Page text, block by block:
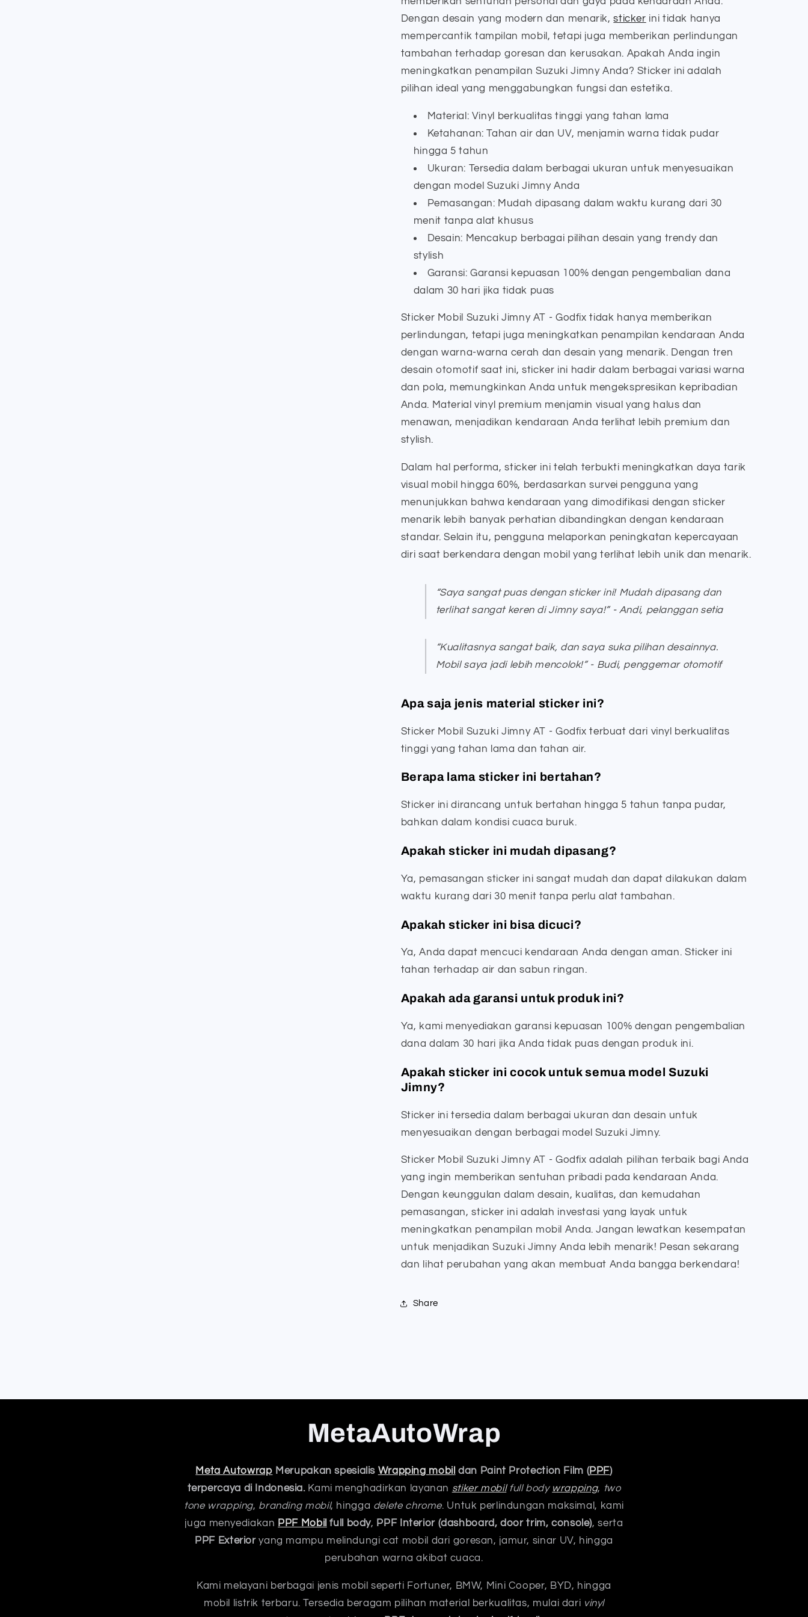
Dengan desain yang modern dan menarik,sticker ini tidak hanya
mempercantik tampilan mobil, tetapi juga memberikan perlindungan
tambahan terhadap goresan dan kerusakan. Apakah Anda ingin
meningkatkan penampilan Suzuki Jimny Anda? Sticker ini adalah
pilihan ideal yang menggabungkan fungsi dan estetika.
Material: Vinyl berkualitas tinggi yang tahan lama
Ketahanan: Tahan air dan UV, menjamin warna tidak pudar
hingga 5 tahun
Ukuran: Tersedia dalam berbagai ukuran untuk menyesuaikan
dengan model Suzuki Jimny Anda
Pemasangan: Mudah dipasang dalam waktu kurang dari 30
menit tanpa alat khusus
Desain: Mencakup berbagai pilihan desain yang trendy dan
stylish
Garansi: Garansi kepuasan 100% dengan pengembalian dana
dalam 30 hari jika tidak puas
Sticker Mobil Suzuki Jimny AT - Godfix tidak hanya memberikan
perlindungan, tetapi juga meningkatkan penampilan kendaraan Anda
dengan warna-warna cerah dan desain yang menarik. Dengan tren
desain otomotif saat ini, sticker ini hadir dalam berbagai variasi warna
dan pola, memungkinkan Anda untuk mengekspresikan kepribadian
Anda. Material vinyl premium menjamin visual yang halus dan
menawan, menjadikan kendaraan Anda terlihat lebih premium dan
stylish.
Dalam hal performa, sticker ini telah terbukti meningkatkan daya tarik
visual mobil hingga 60%, berdasarkan survei pengguna yang
menunjukkan bahwa kendaraan yang dimodifikasi dengan sticker
menarik lebih banyak perhatian dibandingkan dengan kendaraan
standar. Selain itu, pengguna melaporkan peningkatan kepercayaan
diri saat berkendara dengan mobil yang terlihat lebih unik dan menarik.
“Saya sangat puas dengan sticker ini! Mudah dipasang dan
terlihat sangat keren di Jimny saya!” - Andi, pelanggan setia
“Kualitasnya sangat baik, dan saya suka pilihan desainnya.
Mobil saya jadi lebih mencolok!” - Budi, penggemar otomotif
Apa saja jenis material sticker ini?
Sticker Mobil Suzuki Jimny AT - Godfix terbuat dari vinyl berkualitas
tinggi yang tahan lama dan tahan air.
Berapa lama sticker ini bertahan?
Sticker ini dirancang untuk bertahan hingga 5 tahun tanpa pudar,
bahkan dalam kondisi cuaca buruk.
Apakah sticker ini mudah dipasang?
Ya, pemasangan sticker ini sangat mudah dan dapat dilakukan dalam
waktu kurang dari 30 menit tanpa perlu alat tambahan.
Apakah sticker ini bisa dicuci?
Ya, Anda dapat mencuci kendaraan Anda dengan aman. Sticker ini
tahan terhadap air dan sabun ringan.
Apakah ada garansi untuk produk ini?
Ya, kami menyediakan garansi kepuasan 100% dengan pengembalian
dana dalam 30 hari jika Anda tidak puas dengan produk ini.
Apakah sticker ini cocok untuk semua model Suzuki
Jimny?
Sticker ini tersedia dalam berbagai ukuran dan desain untuk
menyesuaikan dengan berbagai model Suzuki Jimny.
Sticker Mobil Suzuki Jimny AT - Godfix adalah pilihan terbaik bagi Anda
yang ingin memberikan sentuhan pribadi pada kendaraan Anda.
Dengan keunggulan dalam desain, kualitas, dan kemudahan
pemasangan, sticker ini adalah investasi yang layak untuk
meningkatkan penampilan mobil Anda. Jangan lewatkan kesempatan
untuk menjadikan Suzuki Jimny Anda lebih menarik! Pesan sekarang
dan lihat perubahan yang akan membuat Anda bangga berkendara!
Share
MetaAutoWrap
Meta Autowrap Merupakan spesialis Wrapping mobil dan Paint Protection Film (PPF)
terpercaya di Indonesia.Kami menghadirkan layanan stiker mobilfull body wrapping, two
tone wrapping, branding mobil, hingga delete chrome. Untuk perlindungan maksimal, kami
juga menyediakan PPF Mobil full body, PPF Interior (dashboard, door trim, console), serta
PPF Exterioryang mampu melindungi cat mobil dari goresan, jamur, sinar UV, hingga
perubahan warna akibat cuaca.
Kami melayani berbagai jenis mobil seperti Fortuner, BMW, Mini Cooper, BYD, hingga
mobil listrik terbaru. Tersedia beragam pilihan material berkualitas, mulai dari vinyl